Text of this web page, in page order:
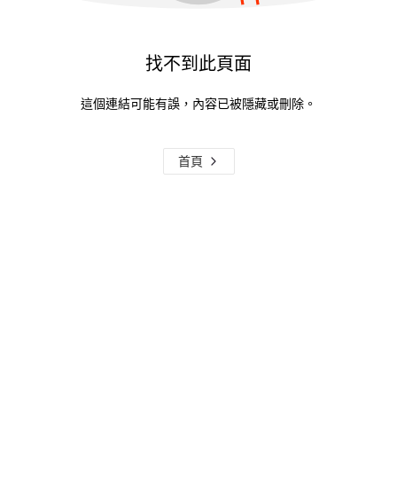
找不到此頁面
這個連結可能有誤，內容已被隱藏或刪除。
首頁